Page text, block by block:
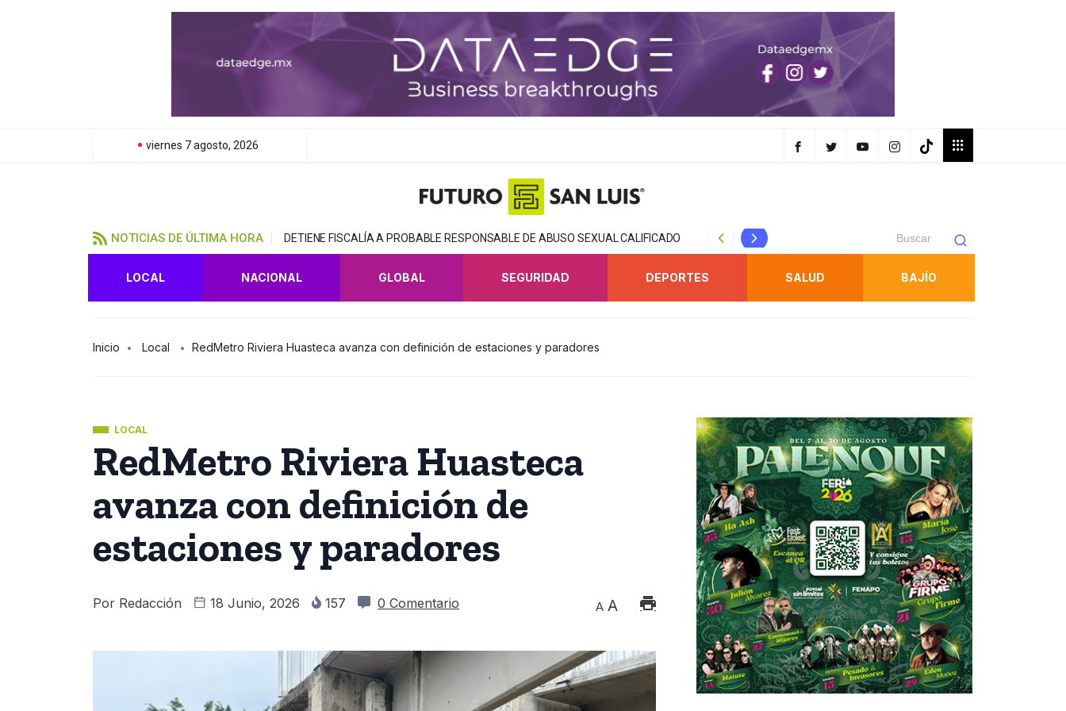
viernes 7 agosto, 2026
NOTICIAS DE ÚLTIMA HORA DETIENE FISCALÍA A PROBABLE RESPONSABLE DE ABUSO SEXUAL CALIFICADO FISCALÍA OBTIENE PRISIÓN PREVENTIVA CONTRA
LOCAL NACIONAL GLOBAL SEGURIDAD DEPORTES SALUD BAJÍO
Inicio Local RedMetro Riviera Huasteca avanza con definición de estaciones y paradores
LOCAL
RedMetro Riviera Huasteca
avanza con definición de
estaciones y paradores
Por Redacción 18 Junio, 2026 157 0 Comentario A A